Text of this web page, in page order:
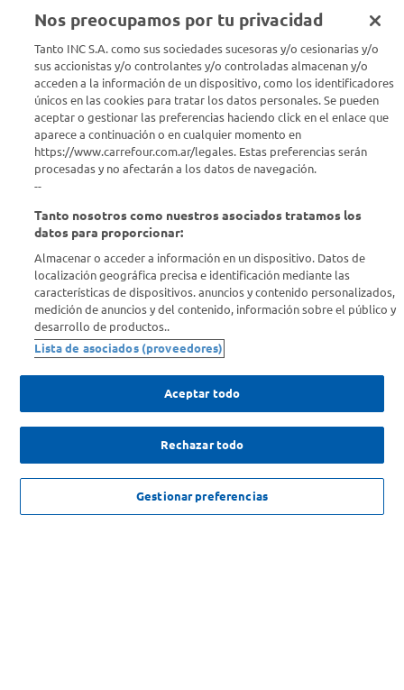
NO DISPONIBLE
Seguinos en :
Estamos para ayudarte
¿Tenés una consulta? Comunicate con nosotrosacá
Descubrí Carrefour
Conocenos
Info útil
Comprá Online
Enterate de nuestras ofertas
Dejanos tu mail para recibir todas las ofertas y promociones antes
que nadie.
Provincia
ENVIAR
Nos preocupamos por tu privacidad
Tanto INC S.A. como sus sociedades sucesoras y/o cesionarias y/o
sus accionistas y/o controlantes y/o controladas almacenan y/o
acceden a la información de un dispositivo, como los identificadores
únicos en las cookies para tratar los datos personales. Se pueden
aceptar o gestionar las preferencias haciendo click en el enlace que
aparece a continuación o en cualquier momento en
https://www.carrefour.com.ar/legales. Estas preferencias serán
procesadas y no afectarán a los datos de navegación.
--
Tanto nosotros como nuestros asociados tratamos los
datos para proporcionar:
Almacenar o acceder a información en un dispositivo. Datos de
localización geográfica precisa e identificación mediante las
características de dispositivos. anuncios y contenido personalizados,
medición de anuncios y del contenido, información sobre el público y
desarrollo de productos..
Lista de asociados (proveedores)
Aceptar todo
Rechazar todo
Gestionar preferencias